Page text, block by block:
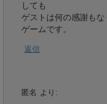
しても
ゲストは何の感謝も
ゲームです。
返信
匿名 より: